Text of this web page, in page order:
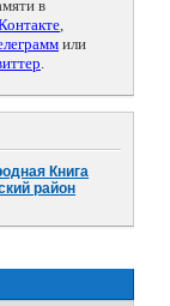
в
,
или
.
Книга
район